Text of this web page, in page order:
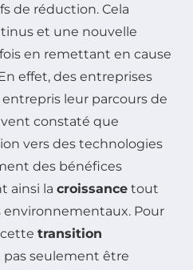
de réduction. Cela
et une nouvelle
en remettant en cause
effet, des entreprises
leur parcours de
constaté que
vers des technologies
des bénéfices
ainsi la croissance tout
Pour
cette transition
pas seulement être